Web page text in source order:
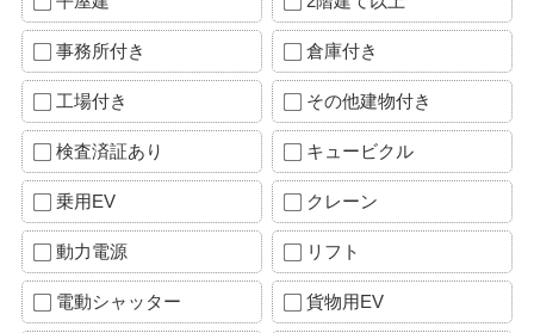
事務所付き 倉庫付き
工場付き その他建物付き
検査済証あり キュービクル
乗用EV クレーン
動力電源 リフト
電動シャッター 貨物用EV